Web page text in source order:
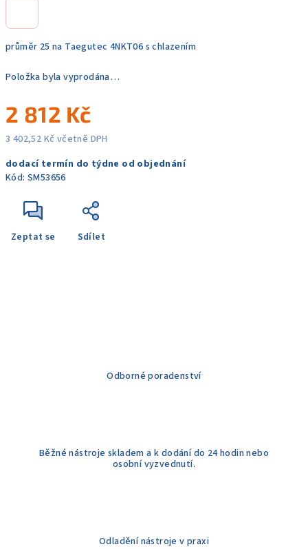
průměr 25 na Taegutec 4NKT06 s chlazením
Položka byla vyprodána…
2 812 Kč
3 402,52 Kč včetně DPH
cena:
dodací termín do týdne od objednání
Kód: SM53656
Zeptat se Sdílet
Odborné poradenství
Běžné nástroje skladem a k dodání do 24 hodin nebo
osobní vyzvednutí.
Odladění nástroje v praxi